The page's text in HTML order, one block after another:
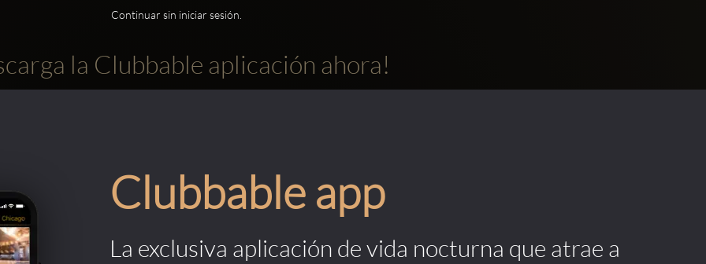
Continuar sin iniciar sesión.
la Clubbable aplicación ahora!
Clubbable app
La exclusiva aplicación de vida nocturna que atrae a